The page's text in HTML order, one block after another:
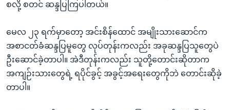
စလို့ စတင် ဆန္ဒပြကြပါတယ်။
မေလ ၂၃ ရက်မှာတော့ အင်းစိန်ထောင် အမျိုးသားဆောင်က
အစာငတ်ခံဆန္ဒပြမူတွေ လုပ်တုန်းကလည်း အခုဆန္ဒပြသူတွေပဲ
ဦးဆောင်ခဲ့တာပါ။ အဲဒီတုန်းကလည်း သူတို့တောင်းဆိုတာက
အကျဉ်းသားတွေရဲ့ ရပိုင်ခွင့် အခွင့်အရေးတွေကိုဘဲ တောင်းဆိုခဲ့
တာပါ။